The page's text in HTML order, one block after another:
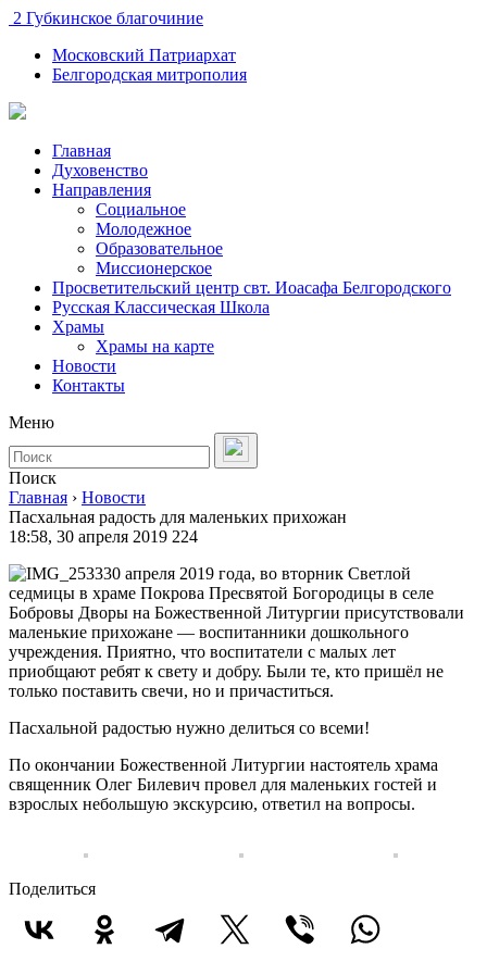
2 Губкинское благочиние
Московский Патриархат
Белгородская митрополия
Главная
Духовенство
Направления
Социальное
Молодежное
Образовательное
Миссионерское
Просветительский центр свт. Иоасафа Белгородского
Русская Классическая Школа
Храмы
Храмы на карте
Новости
Контакты
Меню
Поиск
Главная › Новости
Пасхальная радость для маленьких прихожан
18:58, 30 апреля 2019 224
30 апреля 2019 года, во вторник Светлой
седмицы в храме Покрова Пресвятой Богородицы в селе
Бобровы Дворы на Божественной Литургии присутствовали
маленькие прихожане — воспитанники дошкольного
учреждения. Приятно, что воспитатели с малых лет
приобщают ребят к свету и добру. Были те, кто пришёл не
только поставить свечи, но и причаститься.
Пасхальной радостью нужно делиться со всеми!
По окончании Божественной Литургии настоятель храма
священник Олег Билевич провел для маленьких гостей и
взрослых небольшую экскурсию, ответил на вопросы.
Поделиться